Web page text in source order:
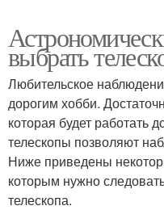
выбрать
Любительское
дорогим хобби.
которая будет работать
телескопы позволяют
Ниже приведены
которым нужно
телескопа.